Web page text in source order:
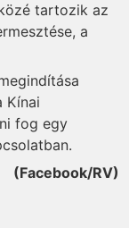
tartozik az
a
Kínai
fog egy
(Facebook/RV)